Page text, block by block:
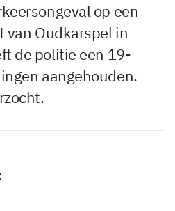
op een
van Oudkarspel in
de politie een 19-
aangehouden.